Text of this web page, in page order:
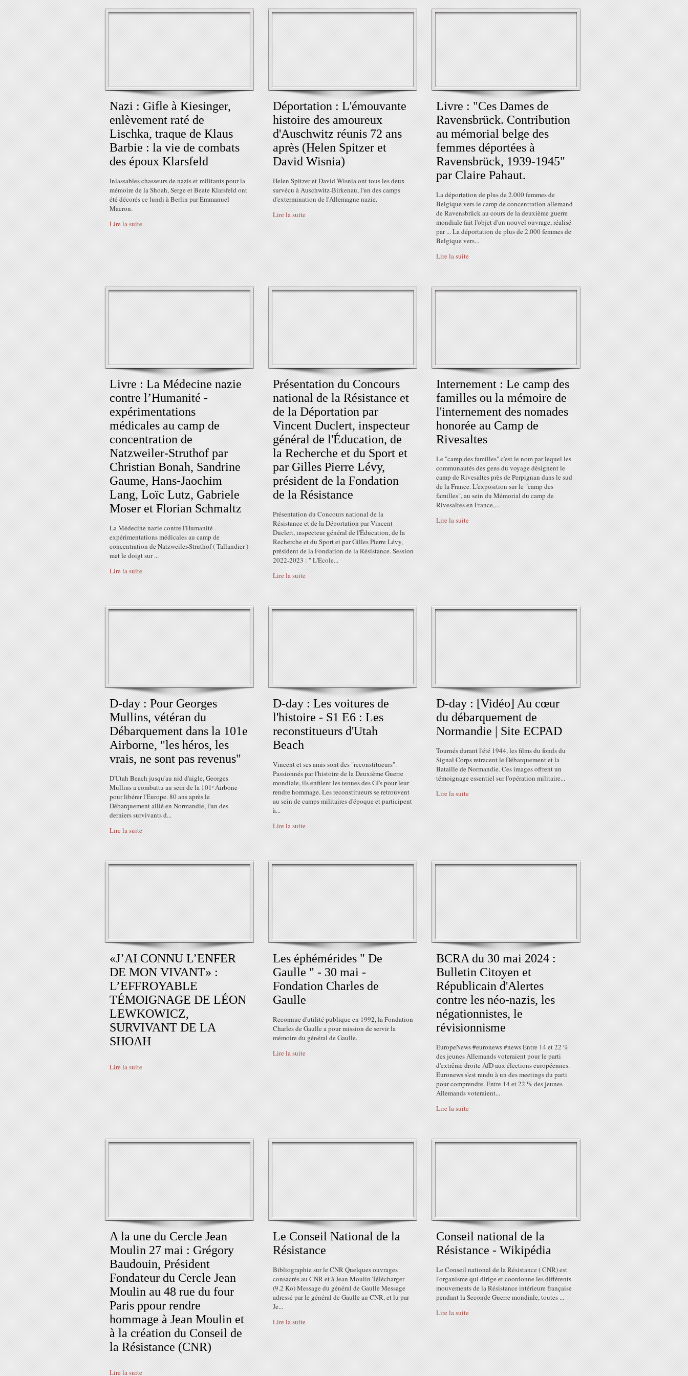
Nazi : Gifle à Kiesinger,
enlèvement raté de
Lischka, traque de Klaus
Barbie : la vie de combats
des époux Klarsfeld
Inlassables chasseurs de nazis et militants pour la
mémoire de la Shoah, Serge et Beate Klarsfeld ont
été décorés ce lundi à Berlin par Emmanuel
Macron.
Lire la suite
Déportation : L'émouvante
histoire des amoureux
d'Auschwitz réunis 72 ans
après (Helen Spitzer et
David Wisnia)
Helen Spitzer et David Wisnia ont tous les deux
survécu à Auschwitz-Birkenau, l'un des camps
d'extermination de l'Allemagne nazie.
Lire la suite
Livre : "Ces Dames de
Ravensbrück. Contribution
au mémorial belge des
femmes déportées à
Ravensbrück, 1939-1945"
par Claire Pahaut.
La déportation de plus de 2.000 femmes de
Belgique vers le camp de concentration allemand
de Ravensbrück au cours de la deuxième guerre
mondiale fait l'objet d'un nouvel ouvrage, réalisé
par ... La déportation de plus de 2.000 femmes de
Belgique vers...
Lire la suite
Livre : La Médecine nazie
contre l’Humanité -
expérimentations
médicales au camp de
concentration de
Natzweiler-Struthof par
Christian Bonah, Sandrine
Gaume, Hans-Jaochim
Lang, Loïc Lutz, Gabriele
Moser et Florian Schmaltz
La Médecine nazie contre l'Humanité -
expérimentations médicales au camp de
concentration de Natzweiler-Struthof ( Tallandier )
met le doigt sur ...
Lire la suite
Présentation du Concours
national de la Résistance et
de la Déportation par
Vincent Duclert, inspecteur
général de l'Éducation, de
la Recherche et du Sport et
par Gilles Pierre Lévy,
président de la Fondation
de la Résistance
Présentation du Concours national de la
Résistance et de la Déportation par Vincent
Duclert, inspecteur général de l'Éducation, de la
Recherche et du Sport et par Gilles Pierre Lévy,
président de la Fondation de la Résistance. Session
2022-2023 : " L'École...
Lire la suite
Internement : Le camp des
familles ou la mémoire de
l'internement des nomades
honorée au Camp de
Rivesaltes
Le "camp des familles" c'est le nom par lequel les
communautés des gens du voyage désignent le
camp de Rivesaltes près de Perpignan dans le sud
de la France. L'exposition sur le "camp des
familles", au sein du Mémorial du camp de
Rivesaltes en France,...
Lire la suite
D-day : Pour Georges
Mullins, vétéran du
Débarquement dans la 101e
Airborne, "les héros, les
vrais, ne sont pas revenus"
D'Utah Beach jusqu'au nid d'aigle, Georges
Mullins a combattu au sein de la 101ᵉ Airbone
pour libérer l'Europe. 80 ans après le
Débarquement allié en Normandie, l'un des
derniers survivants d...
Lire la suite
D-day : Les voitures de
l'histoire - S1 E6 : Les
reconstitueurs d'Utah
Beach
Vincent et ses amis sont des "reconstitueurs".
Passionnés par l'histoire de la Deuxième Guerre
mondiale, ils enfilent les tenues des GI's pour leur
rendre hommage. Les reconstitueurs se retrouvent
au sein de camps militaires d'époque et participent
à...
Lire la suite
D-day : [Vidéo] Au cœur
du débarquement de
Normandie | Site ECPAD
Tournés durant l'été 1944, les films du fonds du
Signal Corps retracent le Débarquement et la
Bataille de Normandie. Ces images offrent un
témoignage essentiel sur l'opération militaire...
Lire la suite
«J’AI CONNU L’ENFER
DE MON VIVANT» :
L’EFFROYABLE
TÉMOIGNAGE DE LÉON
LEWKOWICZ,
SURVIVANT DE LA
SHOAH
Lire la suite
Les éphémérides " De
Gaulle " - 30 mai -
Fondation Charles de
Gaulle
Reconnue d'utilité publique en 1992, la Fondation
Charles de Gaulle a pour mission de servir la
mémoire du général de Gaulle.
Lire la suite
BCRA du 30 mai 2024 :
Bulletin Citoyen et
Républicain d'Alertes
contre les néo-nazis, les
négationnistes, le
révisionnisme
EuropeNews #euronews #news Entre 14 et 22 %
des jeunes Allemands voteraient pour le parti
d'extrême droite AfD aux élections européennes.
Euronews s'est rendu à un des meetings du parti
pour comprendre. Entre 14 et 22 % des jeunes
Allemands voteraient...
Lire la suite
A la une du Cercle Jean
Moulin 27 mai : Grégory
Baudouin, Président
Fondateur du Cercle Jean
Moulin au 48 rue du four
Paris ppour rendre
hommage à Jean Moulin et
à la création du Conseil de
la Résistance (CNR)
Lire la suite
Le Conseil National de la
Résistance
Bibliographie sur le CNR Quelques ouvrages
consacrés au CNR et à Jean Moulin Télécharger
(9.2 Ko) Message du général de Gaulle Message
adressé par le général de Gaulle au CNR, et lu par
Je...
Lire la suite
Conseil national de la
Résistance - Wikipédia
Le Conseil national de la Résistance ( CNR) est
l'organisme qui dirige et coordonne les différents
mouvements de la Résistance intérieure française
pendant la Seconde Guerre mondiale, toutes ...
Lire la suite